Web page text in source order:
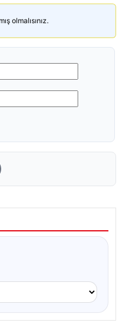
olmalısınız.